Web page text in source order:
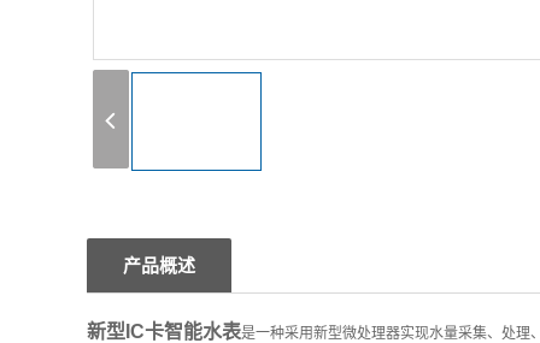
产品概述
新型IC卡智能水表是一种采用新型微处理器实现水量采集、处理